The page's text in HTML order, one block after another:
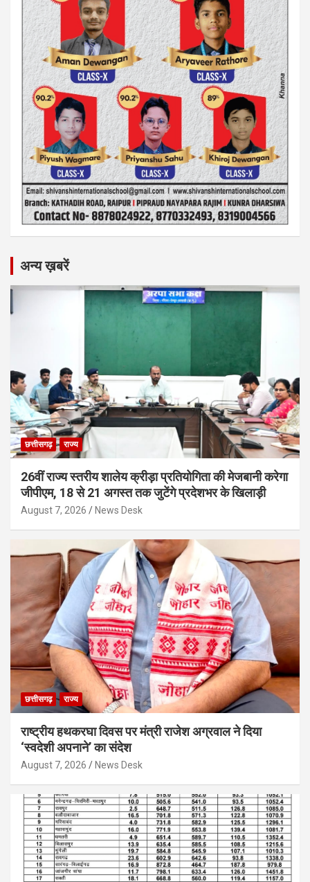
अन्य ख़बरें
छत्तीसगढ़ राज्य
26वीं राज्य स्तरीय शालेय क्रीड़ा प्रतियोगिता की मेजबानी करेगा
जीपीएम, 18 से 21 अगस्त तक जुटेंगे प्रदेशभर के खिलाड़ी
August 7, 2026 News Desk
छत्तीसगढ़ राज्य
राष्ट्रीय हथकरघा दिवस पर मंत्री राजेश अग्रवाल ने दिया
‘स्वदेशी अपनाने’ का संदेश
August 7, 2026 News Desk